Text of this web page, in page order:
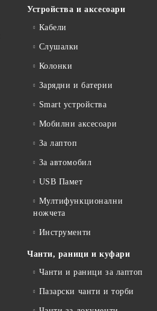
Устройства и аксесоари
Кабели
Слушалки
Колонки
Зарядни и батерии
Smart устройства
Мобилни аксесоари
За лаптоп
За автомобил
USB Памет
Мултифункционални
ножчета
Инструменти
Чанти, раници и куфари
Чанти и раници за лаптоп
Пазарски чанти и торби